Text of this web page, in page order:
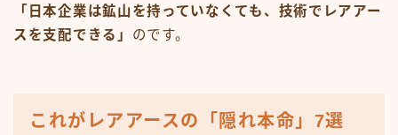
「日本企業は鉱山を持っていなくても、技術でレアアー
スを支配できる」 のです。
これがレアアースの「隠れ本命」7選